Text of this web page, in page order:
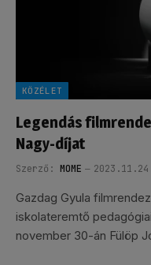
KÖZÉLET
Legendás
Nagy-díjat
Szerző: MOME
Gazdag Gyula
iskolateremtő
november 30-án Fülöp